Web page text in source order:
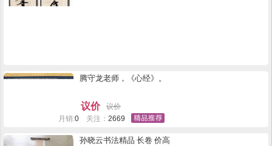
腾守龙老师，《心经》。
议价
议价
月销:0 关注： 2669
孙晓云书法精品 长卷 价高